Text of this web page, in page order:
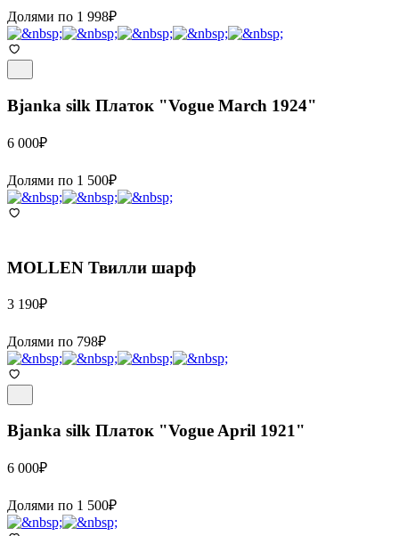
Долями по 1 998₽
Bjanka silk Платок "Vogue March 1924"
6 000₽
Долями по 1 500₽
MOLLEN Твилли шарф
3 190₽
Долями по 798₽
Bjanka silk Платок "Vogue April 1921"
6 000₽
Долями по 1 500₽